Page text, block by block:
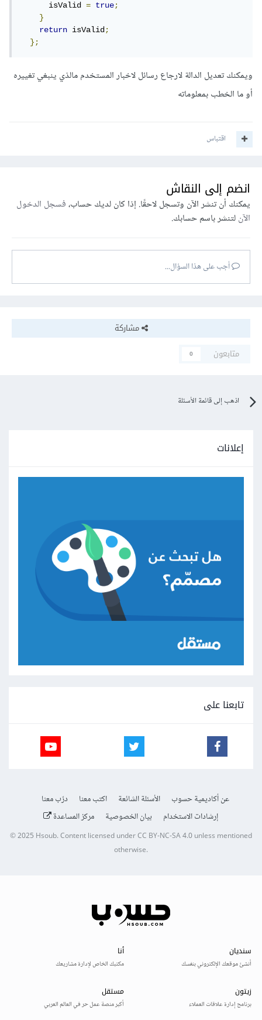
      isValid
= true;
}
return isValid;
};
ويمكنك تعديل الدالة لارجاع رسائل لاخبار المستخدم مالذي ينبغي تغييره
أو ما الخطب بمعلوماته
اقتباس
انضم إلى النقاش
يمكنك أن تنشر الآن وتسجل لاحقًا. إذا كان لديك حساب،فسجل الدخول
الآنلتنشر باسم حسابك.
أجب على هذا السؤال...
مشاركة
متابعون
0
اذهب إلى قائمة الأسئلة
إعلانات
تابعنا على
عن أكاديمية حسوب الأسئلة الشائعة اكتب معنا
درّب معنا
إرشادات الاستخدام
بيان الخصوصية مركز المساعدة
© 2025Hsoub.Content licensed underCC BY-NC-SA 4.0unless mentioned
otherwise.